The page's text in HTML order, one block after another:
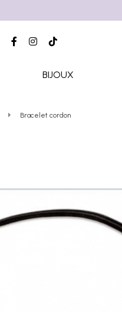
BIJOUX
Bracelet cordon